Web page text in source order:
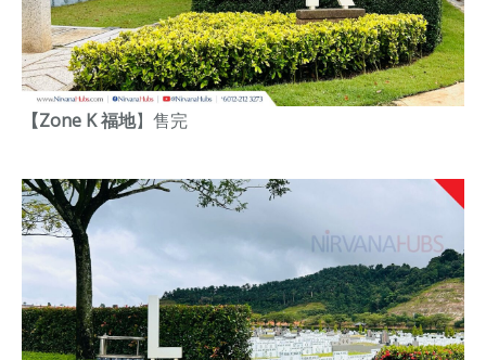
【Zone K 福地】 售完